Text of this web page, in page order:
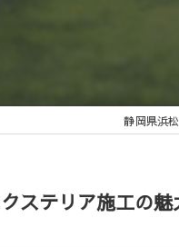
静岡県浜
ステリア施工の